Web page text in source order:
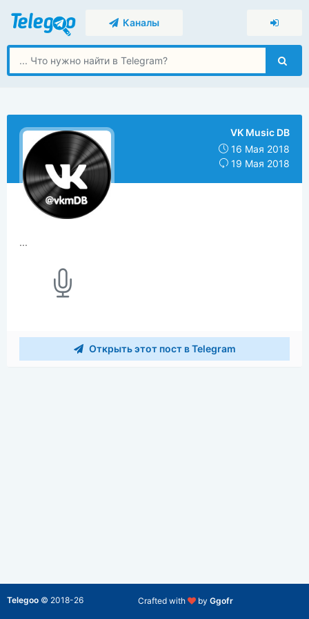
Каналы
VK Music DB
16 Мая 2018
19 Мая 2018
...
Открыть этот пост в Telegram
Crafted with by Ggofr
Telegoo © 2018-26